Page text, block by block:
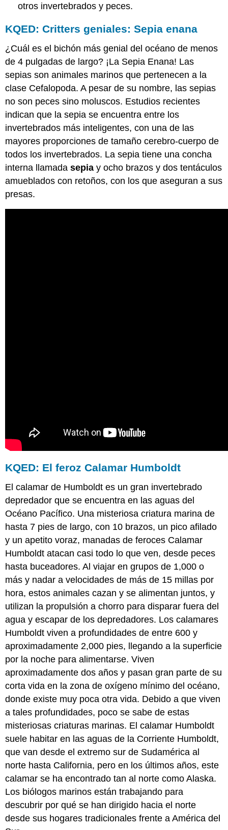
otros invertebrados y peces.
KQED: Critters geniales: Sepia enana
¿Cuál es el bichón más genial del océano de menos
de 4 pulgadas de largo? ¡La Sepia Enana! Las
sepias son animales marinos que pertenecen a la
clase Cefalopoda. A pesar de su nombre, las sepias
no son peces sino moluscos. Estudios recientes
indican que la sepia se encuentra entre los
invertebrados más inteligentes, con una de las
mayores proporciones de tamaño cerebro-cuerpo de
todos los invertebrados. La sepia tiene una concha
interna llamadasepia y ocho brazos y dos tentáculos
amueblados con retoños, con los que aseguran a sus
presas.
KQED: El feroz Calamar Humboldt
El calamar de Humboldt es un gran invertebrado
depredador que se encuentra en las aguas del
Océano Pacífico. Una misteriosa criatura marina de
hasta 7 pies de largo, con 10 brazos, un pico afilado
y un apetito voraz, manadas de feroces Calamar
Humboldt atacan casi todo lo que ven, desde peces
hasta buceadores. Al viajar en grupos de 1,000 o
más y nadar a velocidades de más de 15 millas por
hora, estos animales cazan y se alimentan juntos, y
utilizan la propulsión a chorro para disparar fuera del
agua y escapar de los depredadores. Los calamares
Humboldt viven a profundidades de entre 600 y
aproximadamente 2,000 pies, llegando a la superficie
por la noche para alimentarse. Viven
aproximadamente dos años y pasan gran parte de su
corta vida en la zona de oxígeno mínimo del océano,
donde existe muy poca otra vida. Debido a que viven
a tales profundidades, poco se sabe de estas
misteriosas criaturas marinas. El calamar Humboldt
suele habitar en las aguas de la Corriente Humboldt,
que van desde el extremo sur de Sudamérica al
norte hasta California, pero en los últimos años, este
calamar se ha encontrado tan al norte como Alaska.
Los biólogos marinos están trabajando para
descubrir por qué se han dirigido hacia el norte
desde sus hogares tradicionales frente a América del